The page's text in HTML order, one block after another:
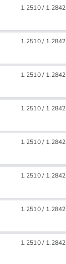
1.2510 / 1.2842
1.2510 / 1.2842
1.2510 / 1.2842
1.2510 / 1.2842
1.2510 / 1.2842
1.2510 / 1.2842
1.2510 / 1.2842
1.2510 / 1.2842